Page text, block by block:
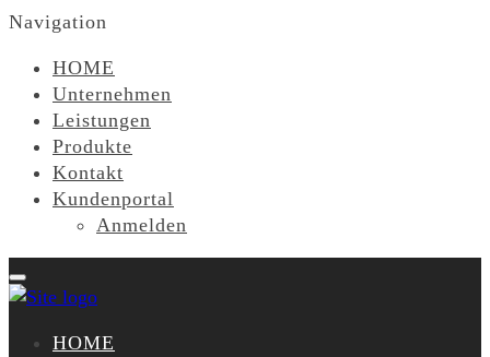
Navigation
HOME
Unternehmen
Leistungen
Produkte
Kontakt
Kundenportal
Anmelden
HOME